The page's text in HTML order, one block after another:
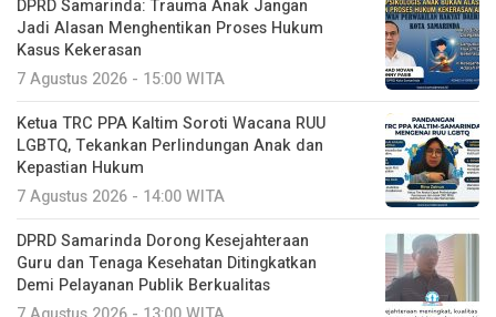
DPRD Samarinda: Trauma Anak Jangan
Jadi Alasan Menghentikan Proses Hukum
Kasus Kekerasan
7 Agustus 2026 - 15:00 WITA
Ketua TRC PPA Kaltim Soroti Wacana RUU
LGBTQ, Tekankan Perlindungan Anak dan
Kepastian Hukum
7 Agustus 2026 - 14:00 WITA
DPRD Samarinda Dorong Kesejahteraan
Guru dan Tenaga Kesehatan Ditingkatkan
Demi Pelayanan Publik Berkualitas